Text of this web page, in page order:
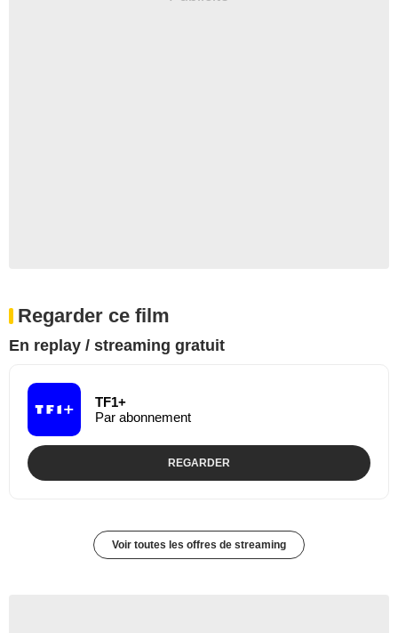
Regarder ce film
En replay / streaming gratuit
TF1+
Par abonnement
REGARDER
Voir toutes les offres de streaming